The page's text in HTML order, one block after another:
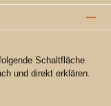
Schaltfläche
und direkt erklären.